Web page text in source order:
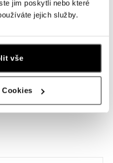
jim poskytli nebo které
jejich služby.
vše
newsletteru